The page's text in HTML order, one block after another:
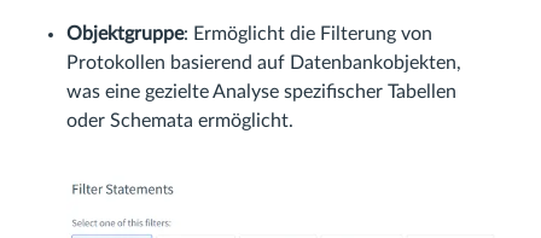
Objektgruppe: Ermöglicht die Filterung von
Protokollen basierend auf Datenbankobjekten,
was eine gezielte Analyse spezifischer Tabellen
oder Schemata ermöglicht.